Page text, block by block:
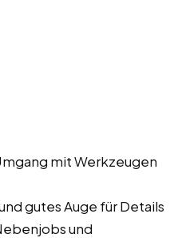
mit Werkzeugen
gutes Auge für Details
und